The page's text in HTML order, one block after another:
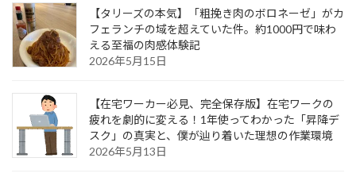
【タリーズの本気】「粗挽き肉のボロネーゼ」がカ
フェランチの域を超えていた件。約1000円で味わ
える至福の肉感体験記
2026年5月15日
【在宅ワーカー必見、完全保存版】在宅ワークの
疲れを劇的に変える！1年使ってわかった「昇降デ
スク」の真実と、僕が辿り着いた理想の作業環境
2026年5月13日